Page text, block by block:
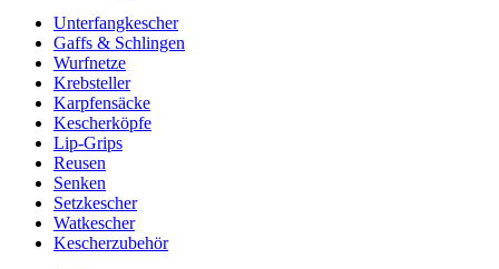
Unterfangkescher
Gaffs & Schlingen
Wurfnetze
Krebsteller
Karpfensäcke
Kescherköpfe
Lip-Grips
Reusen
Senken
Setzkescher
Watkescher
Kescherzubehör